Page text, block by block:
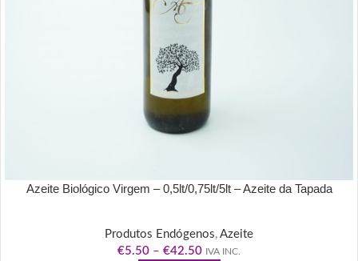
Azeite Biológico Virgem – 0,5lt/0,75lt/5lt – Azeite da Tapada
Produtos Endógenos, Azeite
€5.50 – €42.50 IVA INC.